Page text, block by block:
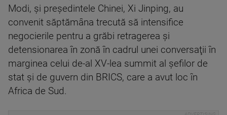
Modi, şi preşedintele Chinei, Xi Jinping, au
convenit săptămâna trecută să intensifice
negocierile pentru a grăbi retragerea şi
detensionarea în zonă în cadrul unei conversaţii în
marginea celui de-al XV-lea summit al şefilor de
stat şi de guvern din BRICS, care a avut loc în
Africa de Sud.